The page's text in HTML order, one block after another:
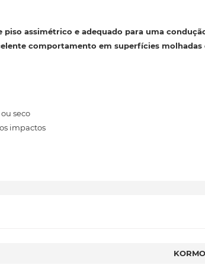
piso assimétrico e adequado para uma
comportamento em superfícies molhadas
seco
impactos